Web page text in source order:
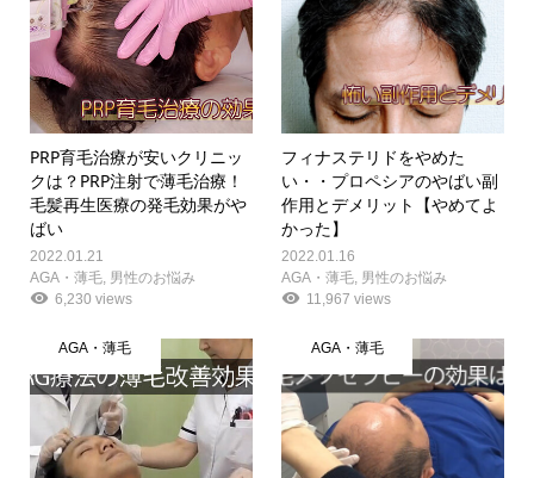
PRP育毛治療が安いクリニッ
クは？PRP注射で薄毛治療！
毛髪再生医療の発毛効果がや
ばい
2022.01.21
AGA・薄毛, 男性のお悩み
6,230 views
フィナステリドをやめた
い・・プロペシアのやばい副
作用とデメリット【やめてよ
かった】
2022.01.16
AGA・薄毛, 男性のお悩み
11,967 views
AGA・薄毛 AGA・薄毛